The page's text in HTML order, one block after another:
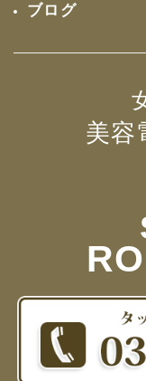
ブログ
美容